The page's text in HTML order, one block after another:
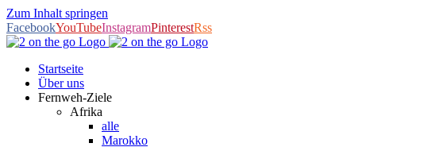
Zum Inhalt springen
FacebookYouTubeInstagramPinterestRss
Startseite
Über uns
Fernweh-Ziele
Afrika
alle
Marokko